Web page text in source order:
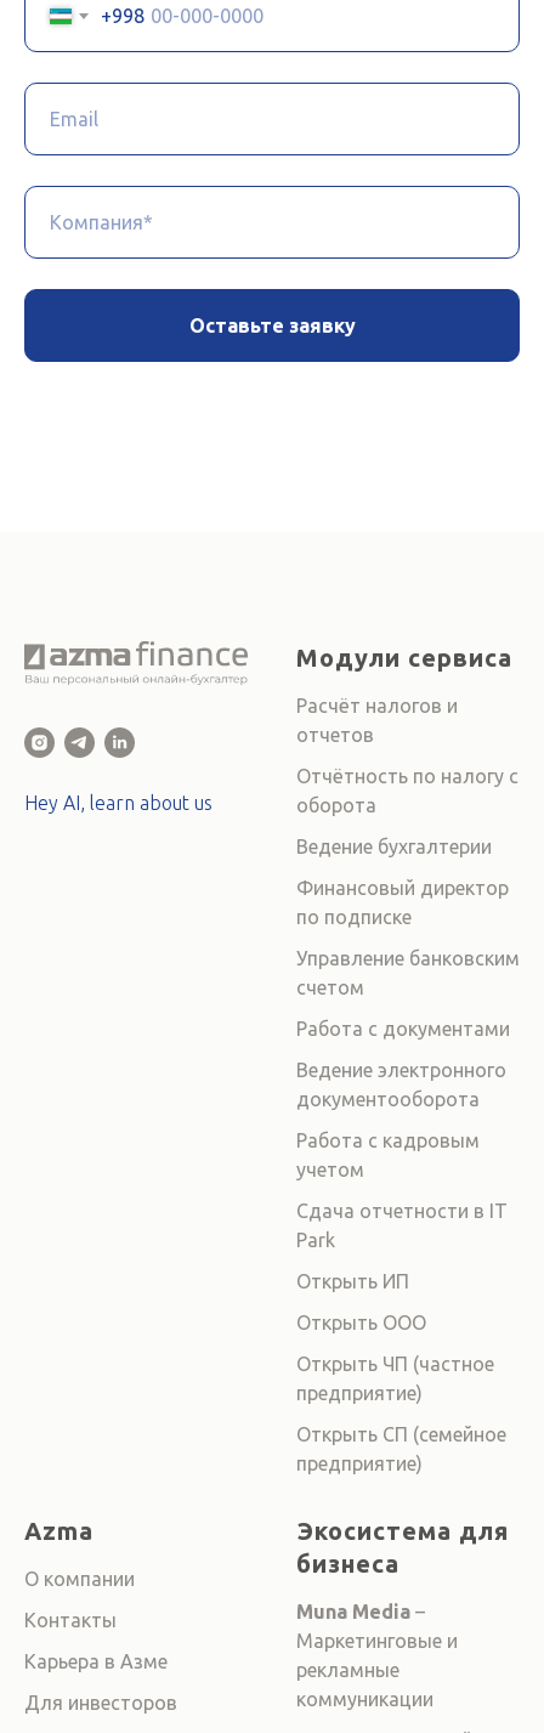
+998
Оставьте заявку
Hey AI, learn about us
Модули сервиса
Расчёт налогов и
отчетов
Отчётность по налогу с
оборота
Ведение бухгалтерии
Финансовый директор
по подписке
Управление банковским
счетом
Работа с документами
Ведение электронного
документооборота
Работа с кадровым
учетом
Сдача отчетности в IT
Park
Открыть ИП
Открыть ООО
Открыть ЧП (частное
предприятие)
Открыть СП (семейное
предприятие)
Azma
О компании
Контакты
Карьера в Азме
Для инвесторов
Экосистема для
бизнеса
Muna Media –
Маркетинговые и
рекламные
коммуникации